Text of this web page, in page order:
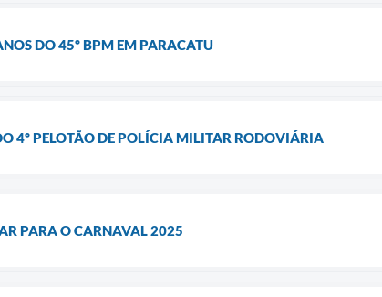
DO 45º BPM EM PARACATU
4º PELOTÃO DE POLÍCIA MILITAR RODOVIÁRIA
PARA O CARNAVAL 2025